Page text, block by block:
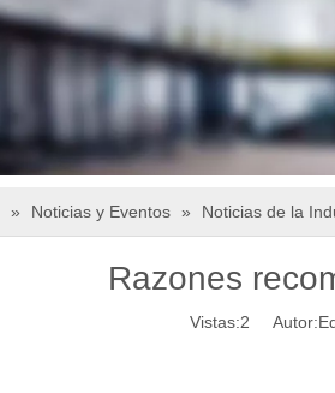
» Noticias y Eventos » Noticias de la
Razones
Vistas:2